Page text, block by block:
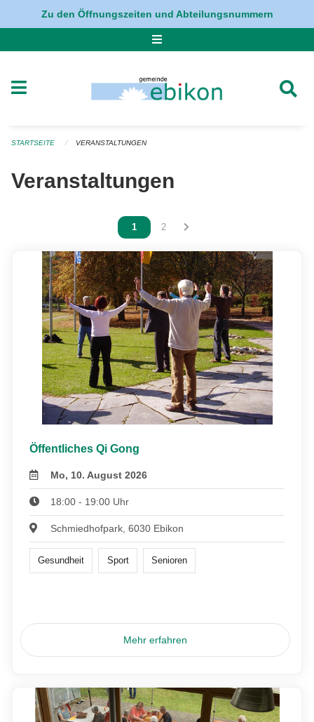
Navigation überspringen
Zu den Öffnungszeiten und Abteilungsnummern
STARTSEITE VERANSTALTUNGEN
Veranstaltungen
Vous êtes sur la page
1 Vous êtes sur la page
2
Öffentliches Qi Gong
Mo, 10. August 2026
18:00 - 19:00 Uhr
Schmiedhofpark, 6030 Ebikon
Gesundheit Sport Senioren
Mehr erfahren